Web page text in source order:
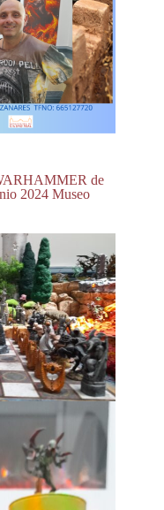
de
2024 Museo